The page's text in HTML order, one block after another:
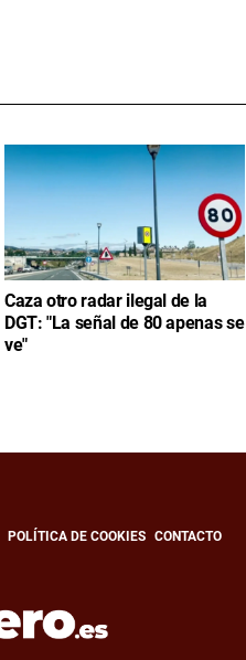
Caza otro radar ilegal de la
DGT: "La señal de 80 apenas se
ve"
POLÍTICA DE COOKIES CONTACTO